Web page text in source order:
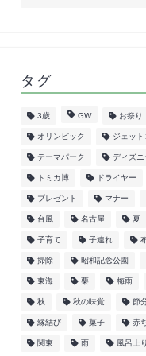
タグ
3歳 GW お祭り
オリンピック ジェッ
テーマパーク ディズニ
トミカ博 ドライヤー
プレゼント マナー
台風 名古屋 夏
子育て 子連れ
掃除 昭和記念公園
東海 栗 梅雨
秋 秋の味覚 節
縁結び 菓子 赤
関東 雨 風呂上り